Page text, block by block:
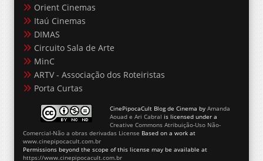
Orient Cinemas
Itaú Cinemas
DIMAS
Circuito Sala de Arte
MinC
ARTV - Associação dos Roteiristas
Porta Curtas
CinePipocaCult Blog de Cinema by Amanda
Aouad e Ari Cabral is licensed under a
Creative Commons Atribuição-Uso Não-
Comercial-Não a obras derivadas License Based on a work at
www.cinepipocacult.com.br
Permissions beyond the scope of this license may be available at
https://www.cinepipocacult.com.br